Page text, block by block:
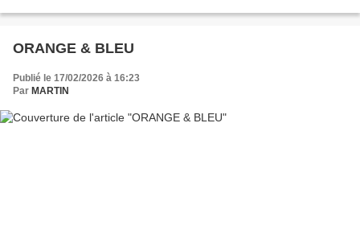
EPILLETS. LE SNOOD PERMETTRA D'EVITER DES OTITES AUX
(FROID ET HUMIDITE). QUALITE DE TISSU AVEC LA GAMME ECOSSAIS
ORANGE & BLEU
Publié le 17/02/2026 à 16:23
Par MARTIN